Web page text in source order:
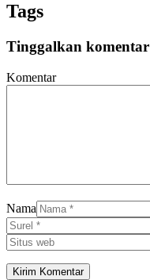
Tags
Tinggalkan komentar
Komentar
Nama